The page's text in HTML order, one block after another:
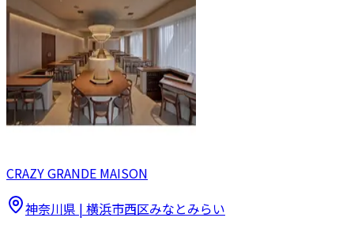
CRAZY GRANDE MAISON
神奈川県 | 横浜市西区みなとみらい